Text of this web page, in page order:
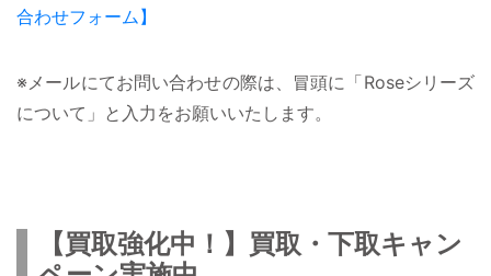
合わせフォーム】
※メールにてお問い合わせの際は、冒頭に「Roseシリーズ
について」と入力をお願いいたします。
【買取強化中！】買取・下取キャン